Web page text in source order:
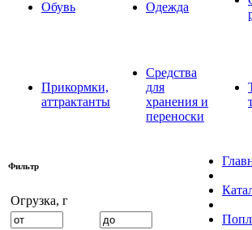
Обувь Одежда
Прикормки,
аттрактанты
Средства
для
хранения и
переноски
Фильтр
Огрузка, г